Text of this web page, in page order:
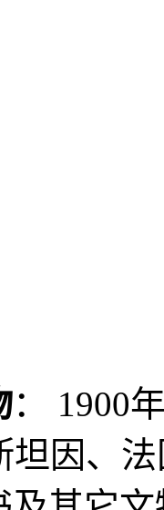
： 1900
坦因、